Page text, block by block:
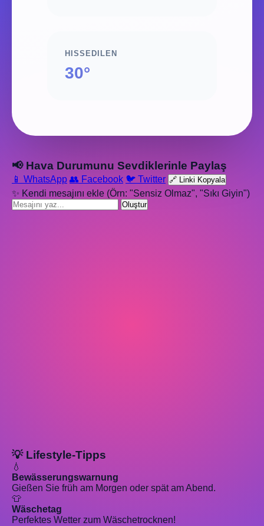
HISSEDILEN
30°
📢 Hava Durumunu Sevdiklerinle Paylaş
📱 WhatsApp 👥 Facebook 🐦 Twitter 🔗 Linki Kopyala
✨ Kendi mesajını ekle (Örn: "Sensiz Olmaz", "Sıkı Giyin")
Oluştur
💡 Lifestyle-Tipps
💧
Bewässerungswarnung
Gießen Sie früh am Morgen oder spät am Abend.
👕
Wäschetag
Perfektes Wetter zum Wäschetrocknen!